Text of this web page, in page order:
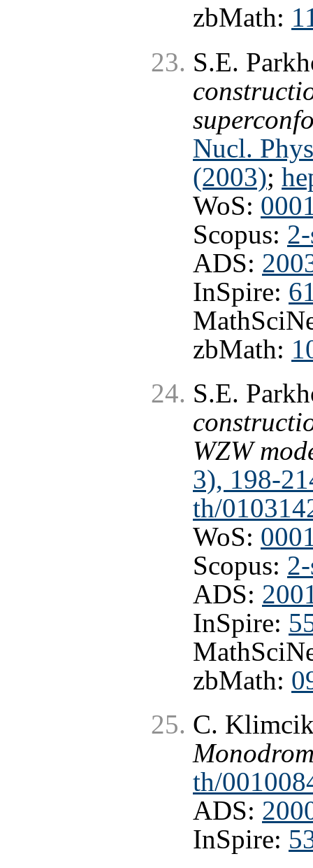
zbMath:
S.E.
Nucl.
(2003);
WoS:
Scopus:
ADS:
InSpire:
zbMath:
S.E.
WZW
3), 198-
th/
WoS:
Scopus:
ADS:
InSpire:
zbMath:
C.
th/
ADS:
InSpire: